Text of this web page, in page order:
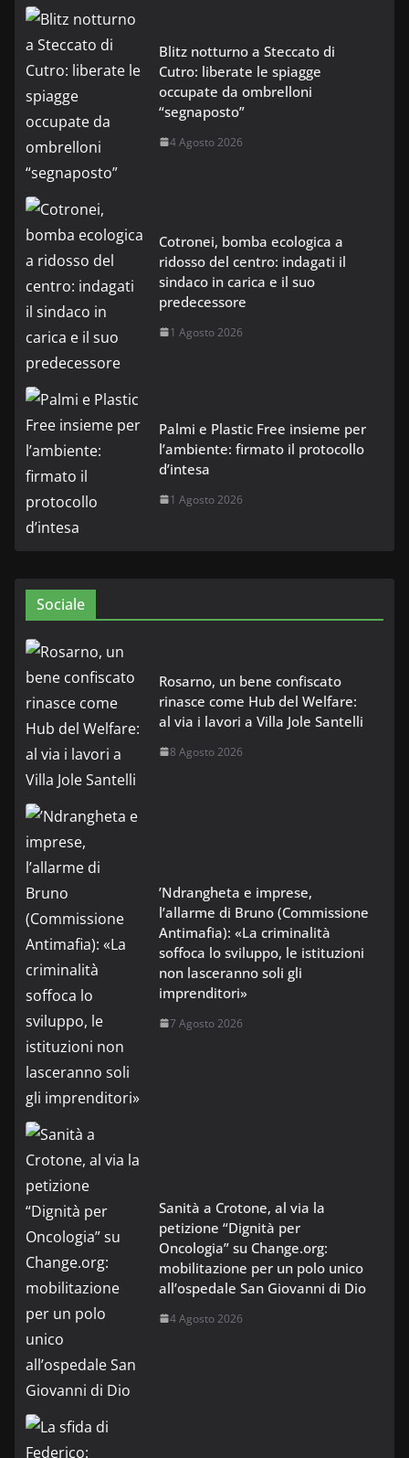
Blitz notturno a Steccato di
Cutro: liberate le spiagge
occupate da ombrelloni
“segnaposto”
4 Agosto 2026
Cotronei, bomba ecologica a
ridosso del centro: indagati il
sindaco in carica e il suo
predecessore
1 Agosto 2026
Palmi e Plastic Free insieme per
l’ambiente: firmato il protocollo
d’intesa
1 Agosto 2026
Sociale
Rosarno, un bene confiscato
rinasce come Hub del Welfare:
al via i lavori a Villa Jole Santelli
8 Agosto 2026
’Ndrangheta e imprese,
l’allarme di Bruno (Commissione
Antimafia): «La criminalità
soffoca lo sviluppo, le istituzioni
non lasceranno soli gli
imprenditori»
7 Agosto 2026
Sanità a Crotone, al via la
petizione “Dignità per
Oncologia” su Change.org:
mobilitazione per un polo unico
all’ospedale San Giovanni di Dio
4 Agosto 2026